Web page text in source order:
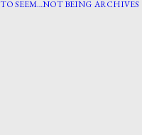
TO SEEM…NOT BEING ARCHIVES